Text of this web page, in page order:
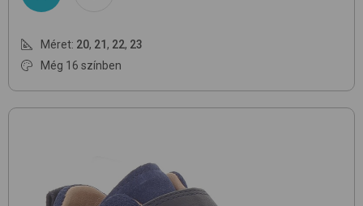
Méret: 20, 21, 22, 23
Még 16 színben